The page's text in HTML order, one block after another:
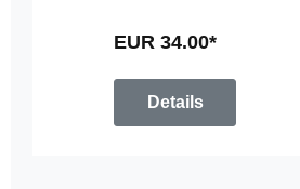
EUR 34.00*
Details